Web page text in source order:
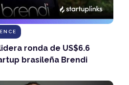
ronda de US$6.6
brasileña Brendi